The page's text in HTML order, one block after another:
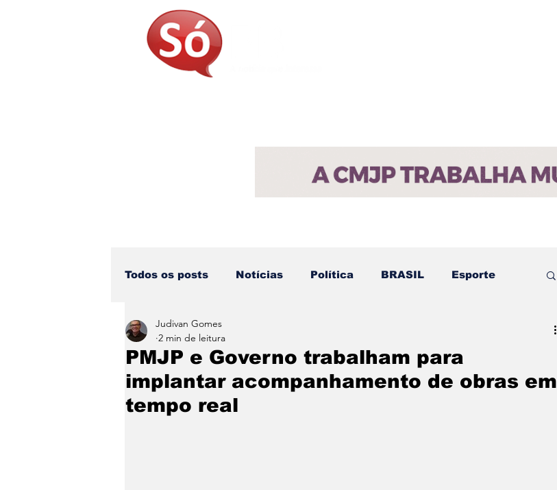
Todos os posts Notícias Política BRASIL Esporte
Entretenimento
PMJP e Governo trabalham para
implantar acompanhamento de obras em
tempo real
Judivan Gomes
2 min de leitura